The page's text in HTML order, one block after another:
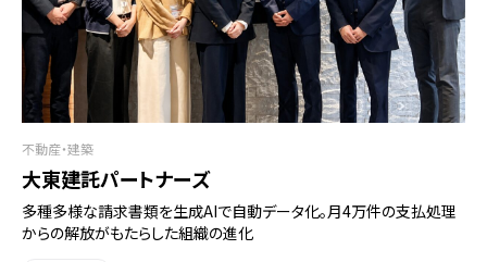
不動産・建築
大東建託パートナーズ
多種多様な請求書類を生成AIで自動データ化。月4万件の支払処理
からの解放がもたらした組織の進化